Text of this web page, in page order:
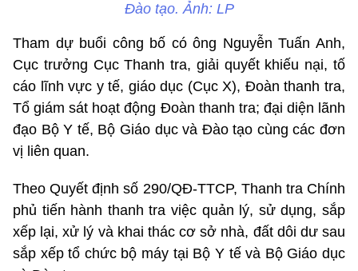
Đào tạo. Ảnh: LP
Tham dự buổi công bố có ông Nguyễn Tuấn Anh,
Cục trưởng Cục Thanh tra, giải quyết khiếu nại, tố
cáo lĩnh vực y tế, giáo dục (Cục X), Đoàn thanh tra,
Tổ giám sát hoạt động Đoàn thanh tra; đại diện lãnh
đạo Bộ Y tế, Bộ Giáo dục và Đào tạo cùng các đơn
vị liên quan.
Theo Quyết định số 290/QĐ-TTCP, Thanh tra Chính
phủ tiến hành thanh tra việc quản lý, sử dụng, sắp
xếp lại, xử lý và khai thác cơ sở nhà, đất dôi dư sau
sắp xếp tổ chức bộ máy tại Bộ Y tế và Bộ Giáo dục